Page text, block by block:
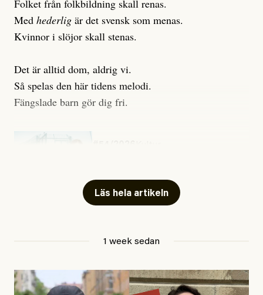
Folket från folkbildning skall renas.
Med hederlig är det svensk som menas.
Kvinnor i slöjor skall stenas.
Det är alltid dom, aldrig vi.
Så spelas den här tidens melodi.
Fängslade barn gör dig fri.
Läs hela artikeln
1 week sedan